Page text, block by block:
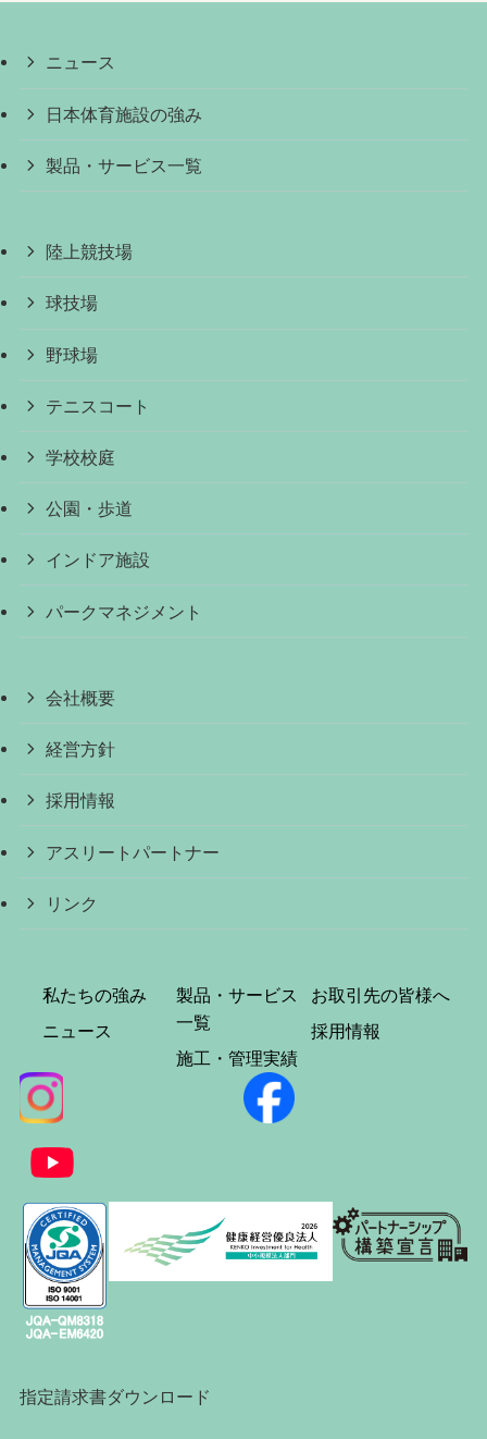
ニュース
日本体育施設の強み
製品・サービス一覧
陸上競技場
球技場
野球場
テニスコート
学校校庭
公園・歩道
インドア施設
パークマネジメント
会社概要
経営方針
採用情報
アスリートパートナー
リンク
私たちの強み
ニュース
製品・サービス
一覧
施工・管理実績
お取引先の皆様へ
採用情報
指定請求書ダウンロード